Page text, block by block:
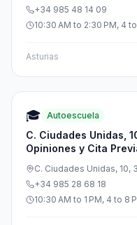
+34 985 48 14 09
10:30 AM to 2:30 PM, 4
Asturias
🎓 Autoescuela
C. Ciudades Unidas,
Opiniones y Cita
C. Ciudades Unidas, 10,
+34 985 28 68 18
10:30 AM to 1 PM, 4 to 8